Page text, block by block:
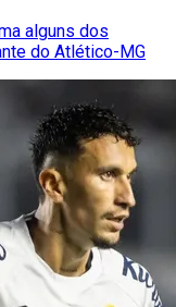
alguns dos
do Atlético-MG